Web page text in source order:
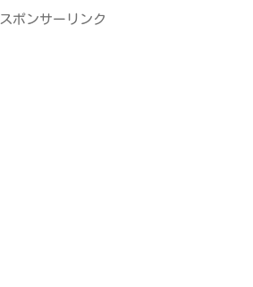
スポンサーリンク